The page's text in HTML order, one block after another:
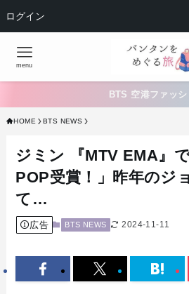
ログイン
menu
BTS 空港ファッシ
HOME BTS NEWS
ジミン 『MTV EMA』
POP受賞！」昨年のジ
て…
広告 BTS NEWS 2024-11-11